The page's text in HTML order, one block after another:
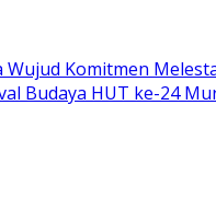
Wujud Komitmen
Budaya HUT ke-24